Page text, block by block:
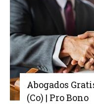
Abogados
(Co) | Pro Bono